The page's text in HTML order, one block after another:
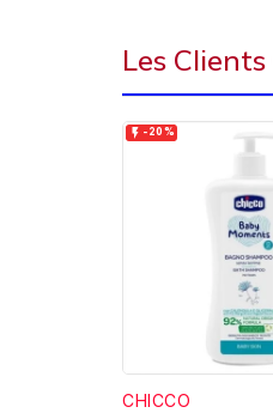
Les
 -20%
CHICCO